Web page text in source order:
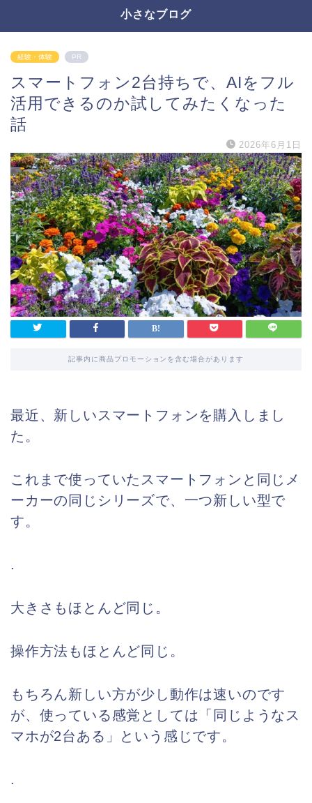
小さなブログ
経験・体験 PR
スマートフォン2台持ちで、AIをフル
活用できるのか試してみたくなった
話
2026年6月1日
記事内に商品プロモーションを含む場合があります
最近、新しいスマートフォンを購入しまし
た。
これまで使っていたスマートフォンと同じメ
ーカーの同じシリーズで、一つ新しい型で
す。
.
大きさもほとんど同じ。
操作方法もほとんど同じ。
もちろん新しい方が少し動作は速いのです
が、使っている感覚としては「同じようなス
マホが2台ある」という感じです。
.